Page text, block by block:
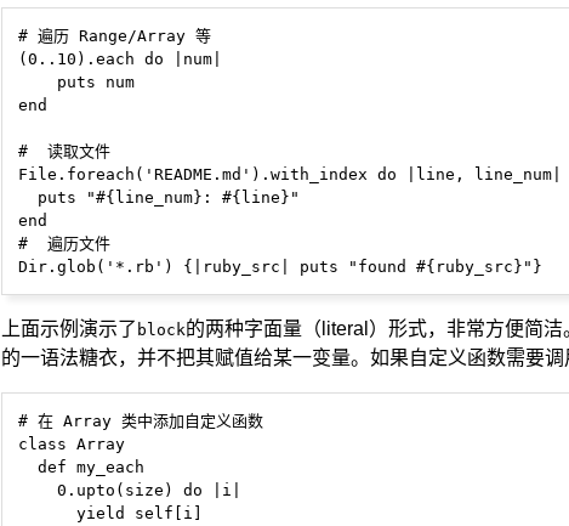
# 遍历 Range/Array 等
(0..10).each do |num|
    puts num
end
#  读取文件
File.foreach('README.md').with_index do |line, line_num|
  puts "#{line_num}: #{line}"
end
#  遍历文件
上面示例演示了 block的两种字面量（literal）形式，非常方便简洁
的一语法糖衣，并不把其赋值给某一变量。如果自定义函数需要调
# 在 Array 类中添加自定义函数
class Array
  def my_each
    0.upto(size) do |i|
      yield self[i]